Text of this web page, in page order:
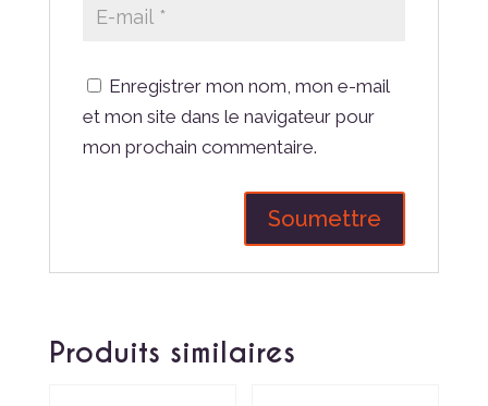
Enregistrer mon nom, mon e-mail
et mon site dans le navigateur pour
mon prochain commentaire.
Produits similaires